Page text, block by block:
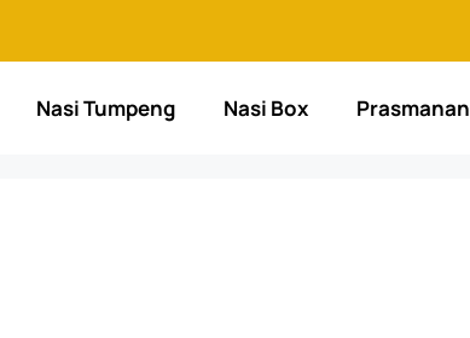
Nasi Tumpeng Nasi Box Prasmanan